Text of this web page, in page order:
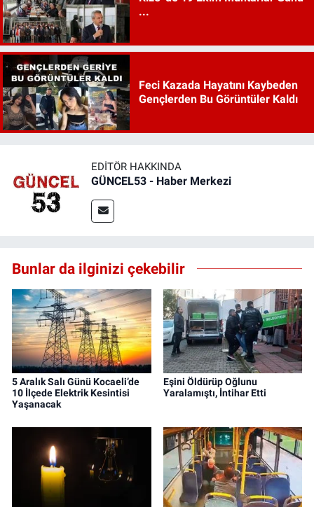
...
Feci Kazada Hayatını Kaybeden
Gençlerden Bu Görüntüler Kaldı
EDITÖR HAKKINDA
GÜNCEL53 - Haber Merkezi
Bunlar da ilginizi çekebilir
5 Aralık Salı Günü Kocaeli’de
10 İlçede Elektrik Kesintisi
Yaşanacak
Eşini Öldürüp Oğlunu
Yaralamıştı, İntihar Etti